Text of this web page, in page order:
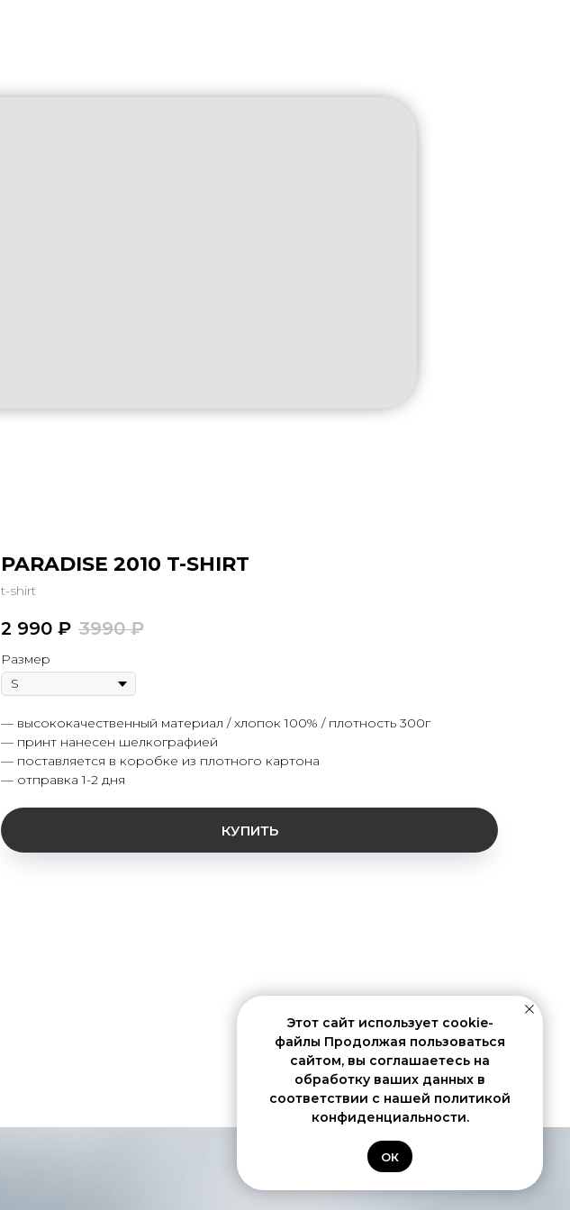
PARADISE 2010 T-SHIRT
t-shirt
2 990 ₽ 3990 ₽
Размер
— высококачественный материал / хлопок 100% / плотность 300г
— принт нанесен шелкографией
— поставляется в коробке из плотного картона
— отправка 1-2 дня
КУПИТЬ
Этот сайт использует cookie-
файлы Продолжая пользоваться
сайтом, вы соглашаетесь на
обработку ваших данных в
соответствии с нашей политикой
конфиденциальности.
ОК